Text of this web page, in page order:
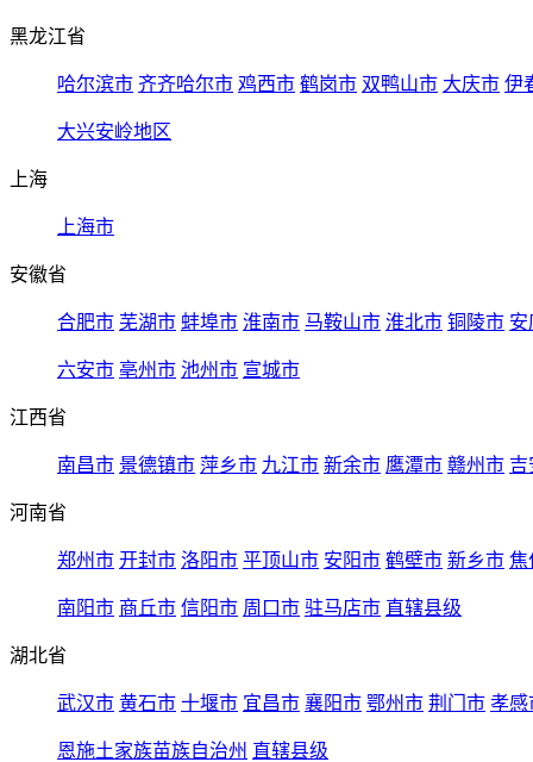
黑龙江省
哈尔滨市 齐齐哈尔市 鸡西市 鹤岗市 双鸭山市 大庆市 伊
大兴安岭地区
上海
上海市
安徽省
合肥市 芜湖市 蚌埠市 淮南市 马鞍山市 淮北市 铜陵市 安
六安市 亳州市 池州市 宣城市
江西省
南昌市 景德镇市 萍乡市 九江市 新余市 鹰潭市 赣州市 吉
河南省
郑州市 开封市 洛阳市 平顶山市 安阳市 鹤壁市 新乡市 焦
南阳市 商丘市 信阳市 周口市 驻马店市 直辖县级
湖北省
武汉市 黄石市 十堰市 宜昌市 襄阳市 鄂州市 荆门市 孝感
恩施土家族苗族自治州 直辖县级